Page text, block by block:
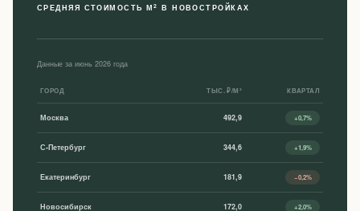
СРЕДНЯЯ СТОИМОСТЬ М2 В НОВОСТРОЙКАХ
Данные за июнь 2026 года
ГОРОД ТЫС. ₽/М² КВАРТАЛ
Москва 492,9 +0,7%
С-Петербург 344,6 +1,9%
Екатеринбург 181,9 −0,2%
Новосибирск 172,0 +2,0%